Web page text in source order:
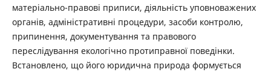
матеріально-правові приписи, діяльність уповноважених
органів, адміністративні процедури, засоби контролю,
припинення, документування та правового
переслідування екологічно протиправної поведінки.
Встановлено, що його юридична природа формується